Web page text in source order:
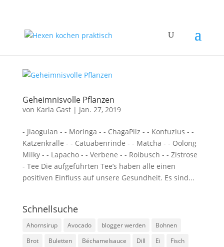
Geheimnisvolle Pflanzen
von Karla Gast| Jan. 27, 2019
- Jiaogulan - - Moringa - - ChagaPilz - - Konfuzius - -
Katzenkralle - - Catuabenrinde - - Matcha - - Oolong
Milky - - Lapacho - - Verbene - - Roibusch - - Zistrose
- Tee Die aufgeführten Tee’s haben alle einen
positiven Einfluss auf unsere Gesundheit. Es sind...
Schnellsuche
Ahornsirup Avocado blogger werden
Bohnen
Brot
Buletten Béchamelsauce Dill Ei
Fisch